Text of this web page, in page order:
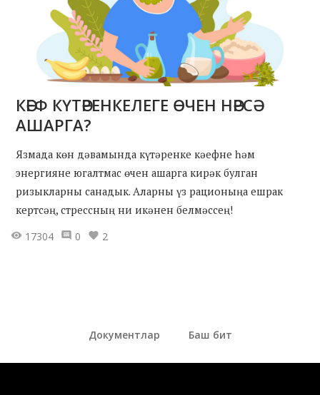
КӘЕФ КҮТӘРЕНКЕЛЕГЕ ӨЧЕН НӘРСӘ
АШАРГА?
Язмада көн дәвамында күтәренке кәефне һәм
энергияне югалтмас өчен ашарга кирәк булган
ризыкларны санадык. Аларны үз рационыңа ешрак
кертсәң, стрессның ни икәнен белмәссең!
17304
0 2
Документлар Баш бит